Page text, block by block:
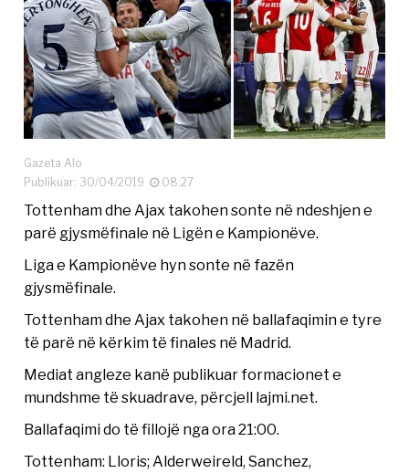
Gazeta Alo
Publikuar: 30/04/2019
08:27
Tottenham dhe Ajax takohen sonte në ndeshjen e
parë gjysmëfinale në Ligën e Kampionëve.
Liga e Kampionëve hyn sonte në fazën
gjysmëfinale.
Tottenham dhe Ajax takohen në ballafaqimin e tyre
të parë në kërkim të finales në Madrid.
Mediat angleze kanë publikuar formacionet e
mundshme të skuadrave, përcjell lajmi.net.
Ballafaqimi do të fillojë nga ora 21:00.
Tottenham: Lloris; Alderweireld, Sanchez,